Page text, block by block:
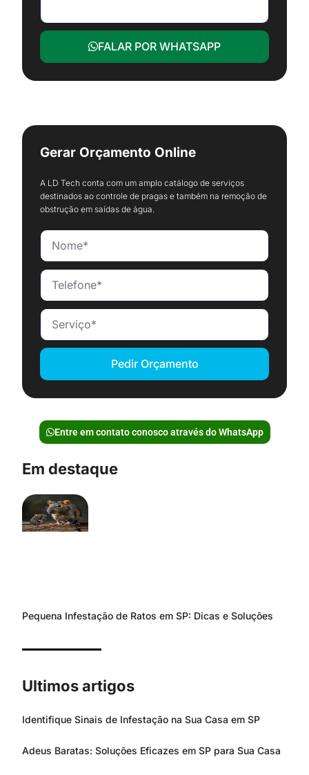
FALAR POR WHATSAPP
Gerar Orçamento Online
A LD Tech conta com um amplo catálogo de serviços
destinados ao controle de pragas e também na remoção de
obstrução em saídas de água.
Pedir Orçamento
Entre em contato conosco através do WhatsApp
Em destaque
Pequena Infestação de Ratos em SP: Dicas e Soluções
Ultimos artigos
Identifique Sinais de Infestação na Sua Casa em SP
Adeus Baratas: Soluções Eficazes em SP para Sua Casa